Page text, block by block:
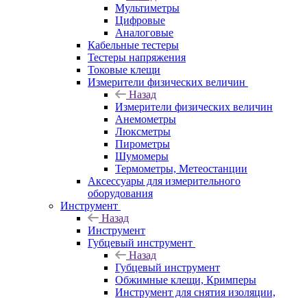
Мультиметры
Цифровые
Аналоговые
Кабельные тестеры
Тестеры напряжения
Токовые клещи
Измерители физических величин
Назад
Измерители физических величин
Анемометры
Люксметры
Пирометры
Шумомеры
Термометры, Метеостанции
Аксессуары для измерительного
оборудования
Инструмент
Назад
Инструмент
Губцевый инструмент
Назад
Губцевый инструмент
Обжимные клещи, Кримперы
Инструмент для снятия изоляции,